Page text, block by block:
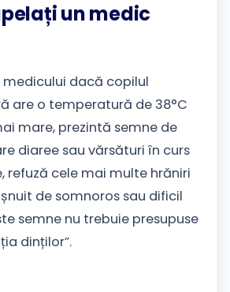
un medic
dacă copilul
are o temperatură de 38°C
mare, prezintă semne de
diaree sau vărsături în curs
refuză cele mai multe hrăniri
de somnoros sau dificil
semne nu trebuie presupuse
dinților”.